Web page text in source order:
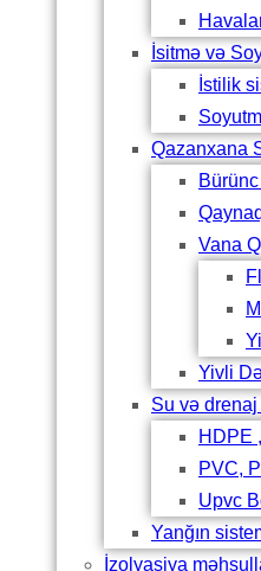
İsitmə və
İstilik
Qazanxana
Vana
Yivli
Su və
HDPE
PVC,
Upvc
Yanğın
İzolyasiya